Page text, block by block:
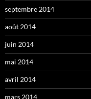
septembre 2014
août 2014
juin 2014
mai 2014
avril 2014
mars 2014